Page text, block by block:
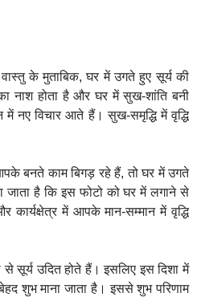
वास्तु के मुताबिक, घर में उगते हुए सूर्य की
नाश होता है और घर में सुख-शांति बनी
नए विचार आते हैं। सुख-समृद्धि में वृद्धि
बनते काम बिगड़ रहे हैं, तो घर में उगते
जाता है कि इस फोटो को घर में लगाने से
में आपके मान-सम्मान में वृद्धि
से सूर्य उदित होते हैं। इसलिए इस दिशा में
शुभ माना जाता है। इससे शुभ परिणाम